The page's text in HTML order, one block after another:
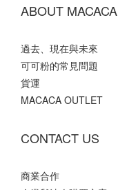
ABOUT MACACA
過去、現在與未來
可可粉的常見問題
貨運
MACACA OUTLET
CONTACT US
商業合作